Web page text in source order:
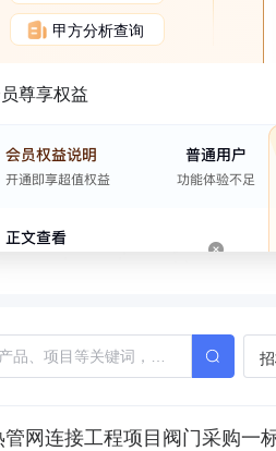
甲方分析查询
尊享权益
网连接工程项目阀门采购一